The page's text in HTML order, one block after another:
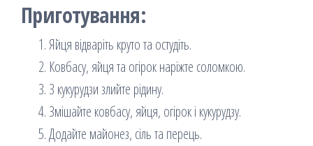
Приготування:
Яйця відваріть круто та остудіть.
Ковбасу, яйця та огірок наріжте соломкою.
З кукурудзи злийте рідину.
Змішайте ковбасу, яйця, огірок і кукурудзу.
Додайте майонез, сіль та перець.